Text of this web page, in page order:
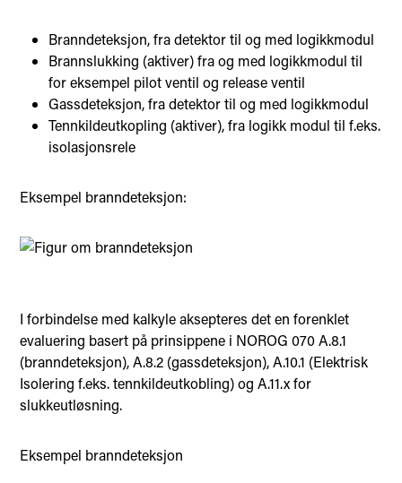
Branndeteksjon, fra detektor til og med logikkmodul
Brannslukking (aktiver) fra og med logikkmodul til
for eksempel pilot ventil og release ventil
Gassdeteksjon, fra detektor til og med logikkmodul
Tennkildeutkopling (aktiver), fra logikk modul til f.eks.
isolasjonsrele
Eksempel branndeteksjon:
I forbindelse med kalkyle aksepteres det en forenklet
evaluering basert på prinsippene i NOROG 070 A.8.1
(branndeteksjon), A.8.2 (gassdeteksjon), A.10.1 (Elektrisk
Isolering f.eks. tennkildeutkobling) og A.11.x for
slukkeutløsning.
Eksempel branndeteksjon